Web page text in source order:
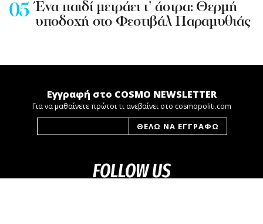
Ένα παιδί μετράει τ’ άστρα: Θερμή
υποδοχή στο Φεστιβάλ Παραμυθιάς
Εγγραφή στο COSMO NEWSLETTER
Για να μαθαίνετε πρώτοι τι ανεβαίνει στο cosmopoliti.com
FOLLOW US